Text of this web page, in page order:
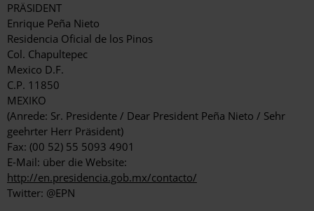
PRÄSIDENT
Enrique Peña Nieto
Residencia Oficial de los Pinos
Col. Chapultepec
Mexico D.F.
C.P. 11850
MEXIKO
(Anrede: Sr. Presidente / Dear President Peña Nieto / Sehr
geehrter Herr Präsident)
Fax: (00 52) 55 5093 4901
E-Mail: über die Website:
http://en.presidencia.gob.mx/contacto/
Twitter: @EPN